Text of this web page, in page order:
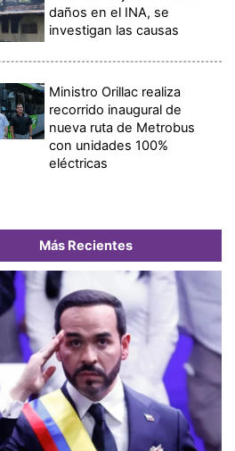
daños en el INA, se
investigan las causas
Ministro Orillac realiza
recorrido inaugural de
nueva ruta de Metrobus
con unidades 100%
eléctricas
Más Recientes